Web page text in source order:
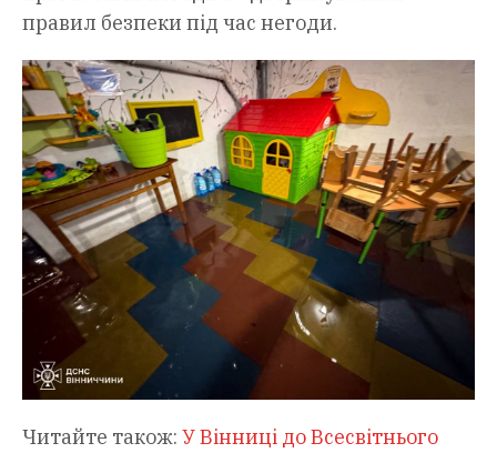
правил безпеки під час негоди.
Читайте також: У Вінниці до Всесвітнього